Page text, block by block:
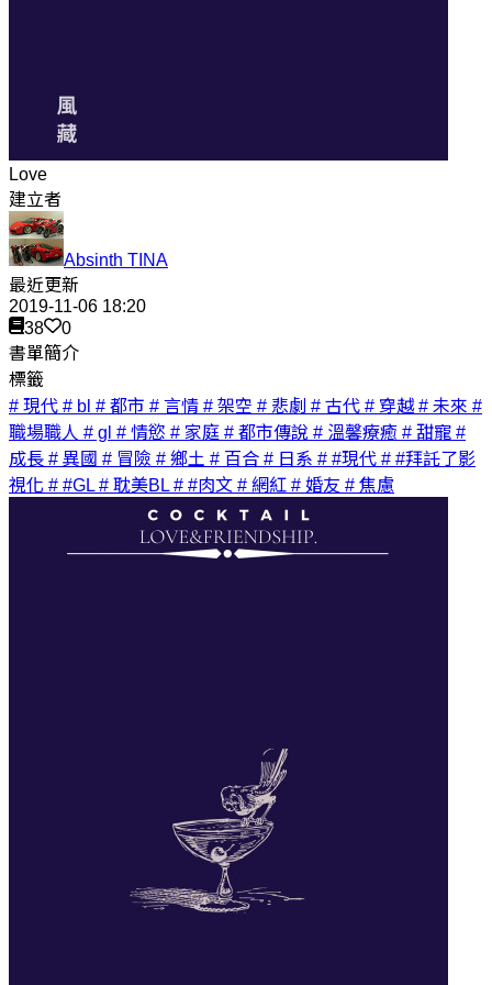
Love
建立者
Absinth TINA
最近更新
2019-11-06 18:20
38
0
書單簡介
標籤
# 現代 # bl # 都市 # 言情 # 架空 # 悲劇 # 古代 # 穿越# 未來 #
職場職人 # gl # 情慾 # 家庭 # 都市傳說 # 溫馨療癒 # 甜寵 #
成長 # 異國 # 冒險 # 鄉土 # 百合 # 日系 # #現代 # #拜託了影
視化 # #GL # 耽美BL # #肉文 # 網紅 # 婚友 # 焦慮